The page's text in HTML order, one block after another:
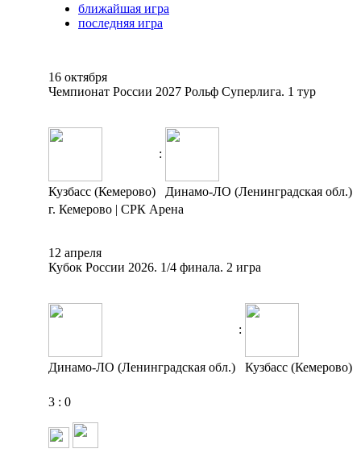
ближайшая игра
последняя игра
16 октября
Чемпионат России 2027 Рольф Суперлига. 1 тур
:
Кузбасс (Кемерово)
Динамо-ЛО (Ленинградская обл.)
г. Кемерово | СРК Арена
12 апреля
Кубок России 2026. 1/4 финала. 2 игра
:
Динамо-ЛО (Ленинградская обл.) Кузбасс (Кемерово)
3 : 0